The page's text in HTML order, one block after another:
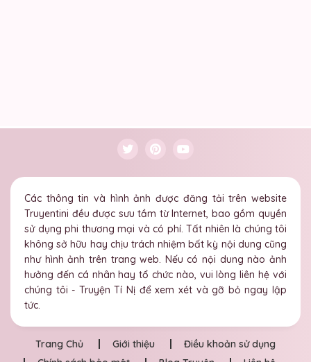
Các thông tin và hình ảnh được đăng tải trên website
Truyentini đều được sưu tầm từ Internet, bao gồm quyền
sử dụng phi thương mại và có phí. Tất nhiên là chúng tôi
không sở hữu hay chịu trách nhiệm bất kỳ nội dung cũng
như hình ảnh trên trang web. Nếu có nội dung nào ảnh
hưởng đến cá nhân hay tổ chức nào, vui lòng liên hệ với
chúng tôi - Truyện Tí Nị để xem xét và gỡ bỏ ngay lập
tức.
Trang Chủ Giới thiệu
Điều khoản sử dụng